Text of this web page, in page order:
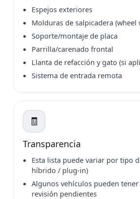
Espejos exteriores
Molduras de salpicadera (wheel
Soporte/montaje de placa
Parrilla/carenado frontal
Llanta de refacción y gato (si
Sistema de entrada remota
🧾
Transparencia
Esta lista puede variar por tipo
híbrido / plug-in)
Algunos vehículos pueden
revisión pendientes